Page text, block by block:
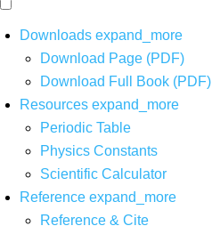
Downloads expand_more
Download Page (PDF)
Download Full Book (PDF)
Resources expand_more
Periodic Table
Physics Constants
Scientific Calculator
Reference expand_more
Reference & Cite